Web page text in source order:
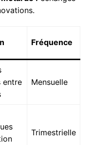
Fréquence
entre
Mensuelle
Trimestrielle